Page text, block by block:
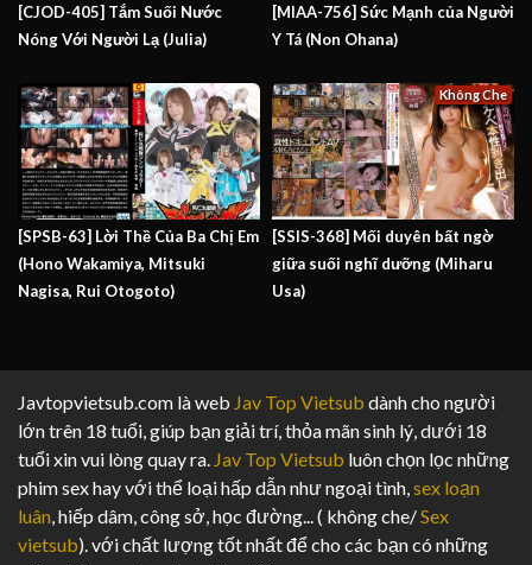
[CJOD-405] Tắm Suối Nước
Nóng Với Người Lạ (Julia)
[MIAA-756] Sức Mạnh của Người
Y Tá (Non Ohana)
[SPSB-63] Lời Thề Của Ba Chị Em
(Hono Wakamiya, Mitsuki
Nagisa, Rui Otogoto)
[SSIS-368] Mối duyên bất ngờ
giữa suối nghĩ dưỡng (Miharu
Usa)
Không Che
Javtopvietsub.com là web Jav Top Vietsub dành cho người
lớn trên 18 tuổi, giúp bạn giải trí, thỏa mãn sinh lý, dưới 18
tuổi xin vui lòng quay ra. Jav Top Vietsub luôn chọn lọc những
phim sex hay với thể loại hấp dẫn như ngoại tình, sex loạn
luân , hiếp dâm, công sở, học đường... ( không che/Sex
vietsub). với chất lượng tốt nhất để cho các bạn có những